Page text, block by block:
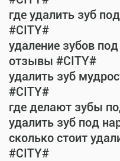
где удалить зуб
#CITY#
удаление зубов
отзывы #CITY#
удалить зуб
#CITY#
где делают зубы
удалить зуб под
сколько стоит
#CITY#